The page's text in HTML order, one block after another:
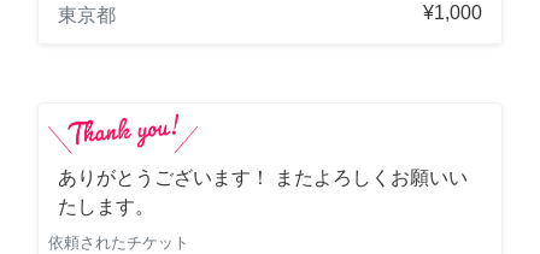
東京都
¥1,000
ありがとうございます！ またよろしくお願いい
たします。
依頼されたチケット